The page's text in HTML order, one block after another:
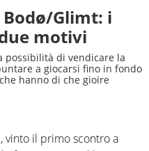
Glimt: i
motivi
possibilità di vendicare la
a giocarsi fino in fondo
hanno di che gioire
vinto il primo scontro a